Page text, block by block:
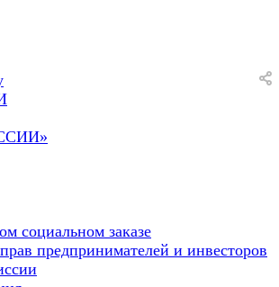
социальном заказе
предпринимателей и инвесторов